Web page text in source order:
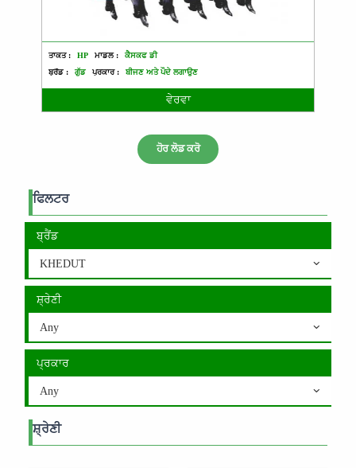
ਤਾਕਤ : HP ਮਾਡਲ :
ਕੈਸਕਫ ਡੀ
ਬ੍ਰੈਂਡ :
ਗੁੱਡ ਪ੍ਰਕਾਰ : ਬੀਜਣ ਅਤੇ ਪੌਦੇ ਲਗਾਉਣ
ਵੇਰਵਾ
ਹੋਰ ਲੋਡ ਕਰੋ
ਫਿਲਟਰ
ਬ੍ਰੈਂਡ
KHEDUT
ਸ਼੍ਰੇਣੀ
Any
ਪ੍ਰਕਾਰ
Any
ਸ਼੍ਰੇਣੀ